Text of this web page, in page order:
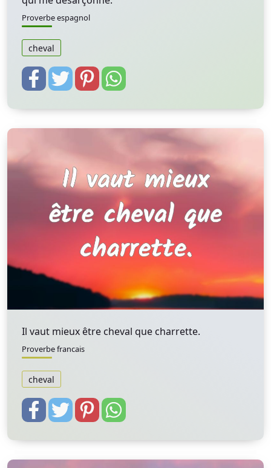
Proverbe espagnol
cheval
Il vaut mieux être cheval que charrette.
Proverbe francais
cheval